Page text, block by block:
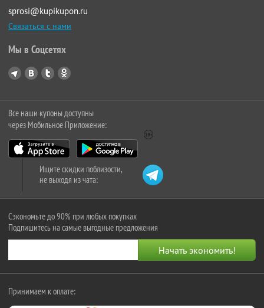
sprosi@kupikupon.ru
Связаться с нами
Мы в Соцсетях
Все наши купоны доступны
через Мобильное Приложение:
Ищите скидки поблизости,
не выходя из чата:
Сэкономьте до 90% при любых покупках
Подпишитесь на самые выгодные предложения
Принимаем к оплате: